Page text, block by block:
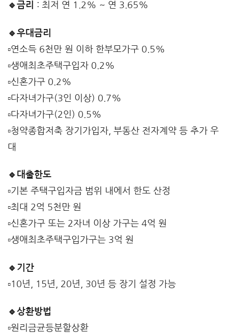
🔹금리 : 최저 연 1.2% ~ 연 3.65%
🔹우대금리
▫️연소득 6천만 원 이하 한부모가구 0.5%
▫️생애최초주택구입자 0.2%
▫️신혼가구 0.2%
▫️다자녀가구(3인 이상) 0.7%
▫️다자녀가구(2인) 0.5%
▫️청약종합저축 장기가입자, 부동산 전자계약 등 추가 우
대
🔹대출한도
▫️기본 주택구입자금 범위 내에서 한도 산정
▫️최대 2억 5천만 원
▫️신혼가구 또는 2자녀 이상 가구는 4억 원
▫️생애최초주택구입가구는 3억 원
🔹기간
▫️10년, 15년, 20년, 30년 등 장기 설정 가능
🔹상환방법
▫️원리금균등분할상환